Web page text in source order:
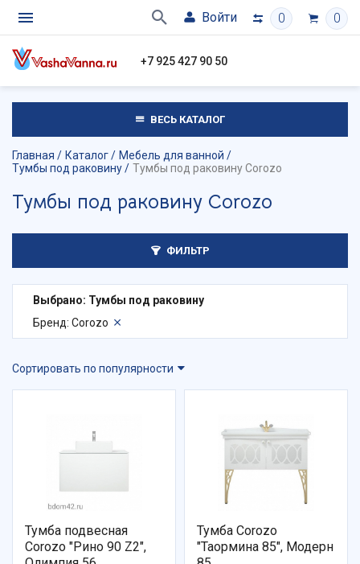
Войти 0 0
+7 925 427 90 50
ВЕСЬ КАТАЛОГ
Главная Каталог
Мебель для ванной
Тумбы под раковину
Тумбы под раковину Corozo
Тумбы под раковину Corozo
ФИЛЬТР
Выбрано: Тумбы под раковину
Бренд: Corozo
Сортировать по популярности
Тумба подвесная
Corozo "Рино 90 Z2",
Тумба Corozo
"Таормина 85", Модерн